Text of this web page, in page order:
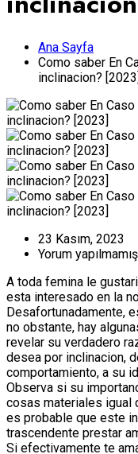
Ana Sayfa
Como saber En
inclinacion? [2023]
23 Kasım, 2023
Yorum yapılmamış
A toda femina le
esta interesado en la
Desafortunadamente,
no obstante, hay
revelar su verdadero
desea por inclinacion,
comportamiento, a su
Observa si su
cosas materiales igual
es probable que este
trascendente prestar
Si efectivamente te